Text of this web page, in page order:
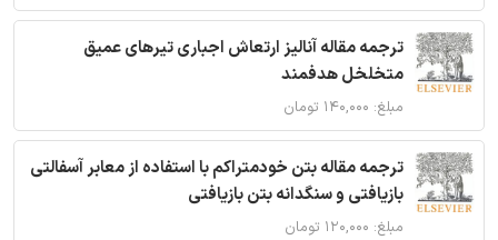
ترجمه مقاله آنالیز ارتعاش اجباری تیرهای عمیق
متخلخل هدفمند
مبلغ: ۱۴۰,۰۰۰ تومان
ترجمه مقاله بتن خودمتراکم با استفاده از معابر آسفالتی
بازیافتی و سنگدانه بتن بازیافتی
مبلغ: ۱۲۰,۰۰۰ تومان